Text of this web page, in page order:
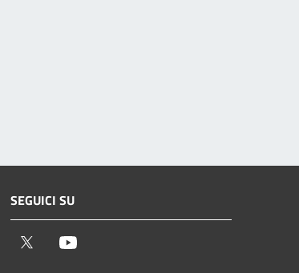
SEGUICI SU
Twitter